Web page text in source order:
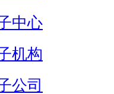
中心
机构
公司